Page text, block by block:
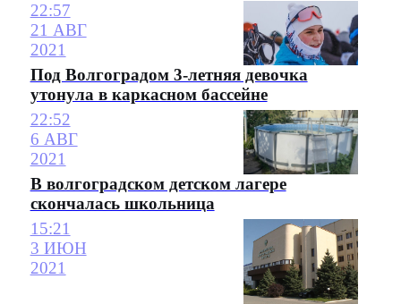
22:57
21 АВГ
2021
Под Волгоградом 3-летняя девочка
утонула в каркасном бассейне
22:52
6 АВГ
2021
В волгоградском детском лагере
скончалась школьница
15:21
3 ИЮН
2021